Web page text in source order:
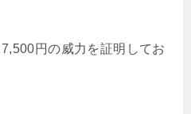
円の威力を証明してお